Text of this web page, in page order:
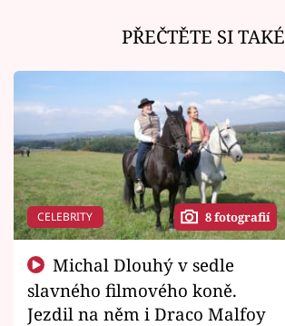
PŘEČTĚTE SI TAKÉ
CELEBRITY 8 fotografií
slavného filmového koně.
Jezdil na něm i Draco Malfoy